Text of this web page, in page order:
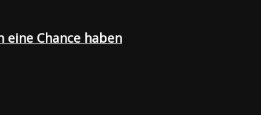
Chance haben